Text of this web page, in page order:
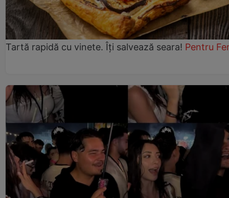
Tartă rapidă cu vinete. Îți salvează seara! Pentru